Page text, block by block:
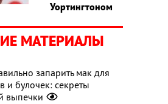
Уортингтоном
МАТЕРИАЛЫ
запарить мак для
и булочек: секреты
выпечки